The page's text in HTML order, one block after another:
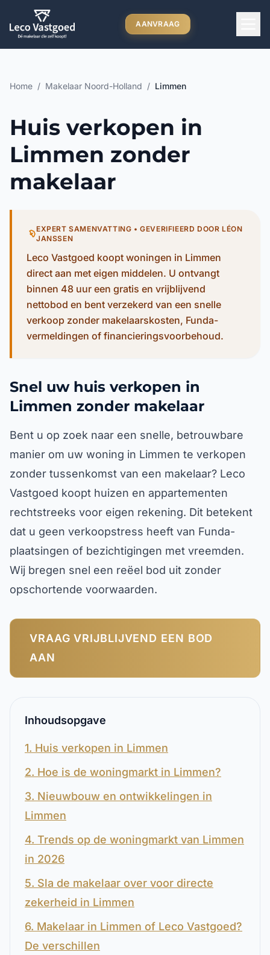
Ga direct naar inhoud
AANVRAAG
Home / Makelaar Noord-Holland / Limmen
Huis verkopen in
Limmen zonder
makelaar
EXPERT SAMENVATTING • GEVERIFIEERD DOOR LÉON
JANSSEN
Leco Vastgoed koopt woningen in Limmen
direct aan met eigen middelen. U ontvangt
binnen 48 uur een gratis en vrijblijvend
nettobod en bent verzekerd van een snelle
verkoop zonder makelaarskosten, Funda-
vermeldingen of financieringsvoorbehoud.
Snel uw huis verkopen in
Limmen zonder makelaar
Bent u op zoek naar een snelle, betrouwbare
manier om uw woning in Limmen te verkopen
zonder tussenkomst van een makelaar? Leco
Vastgoed koopt huizen en appartementen
rechtstreeks voor eigen rekening. Dit betekent
dat u geen verkoopstress heeft van Funda-
plaatsingen of bezichtigingen met vreemden.
Wij bregen snel een reëel bod uit zonder
opschortende voorwaarden.
VRAAG VRIJBLIJVEND EEN BOD
AAN
Inhoudsopgave
1. Huis verkopen in Limmen
2. Hoe is de woningmarkt in Limmen?
3. Nieuwbouw en ontwikkelingen in
Limmen
4. Trends op de woningmarkt van Limmen
in 2026
5. Sla de makelaar over voor directe
zekerheid in Limmen
6. Makelaar in Limmen of Leco Vastgoed?
De verschillen